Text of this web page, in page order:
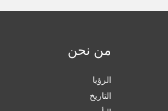
من نحن
الرؤيا
التاريخ